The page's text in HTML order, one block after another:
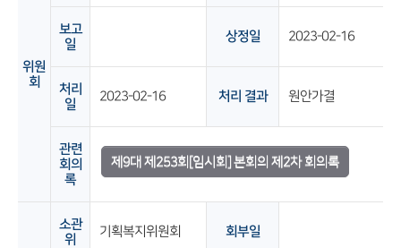
위원
회
보고
일
상정일 2023-02-16
처리
일
2023-02-16 처리 결과 원안가결
관련
회의
록
제9대 제253회[임시회] 본회의 제2차 회의록
소관
위
기획복지위원회 회부일